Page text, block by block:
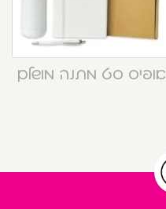
אופיס סט מתנה מושלם